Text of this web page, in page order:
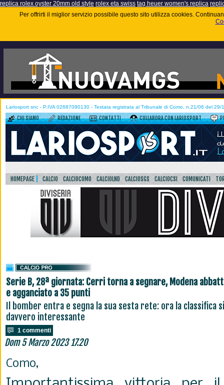
replica rolex oyster 20mm old style rolex eta swiss tag heuer women's replica
Per offrirti il miglior servizio possibile questo sito utilizza cookies.
Lariosport snc - P.IVA 02687090130 - Testata registrata al Tribunale di Como, n.21/06 del 29/
CHI SIAMO REDAZIONE CONTATTI COLLABORA CON LARIOSPORT
HOMEPAGE CALCIO CALCIOCOMO CALCIOLND CALCIOSGS CALCIOCSI COMUNICATI
Serie B, 28ª giornata: Cerri torna a segnare, Modena
e agganciato a 35 punti
Il bomber entra e segna la sua sesta rete: ora la classifica
davvero interessante
1 commenti
Dom 5 Marzo 2023 17.20
Como,